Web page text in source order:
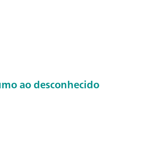
ao desconhecido